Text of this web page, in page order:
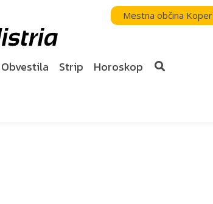
Mestna občina Koper
Obvestila Strip Horoskop